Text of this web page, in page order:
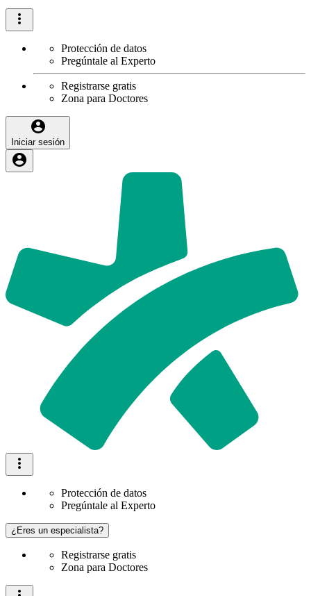
Protección de datos
Pregúntale al Experto
Registrarse gratis
Zona para Doctores
Iniciar sesión
Protección de datos
Pregúntale al Experto
¿Eres un especialista?
Registrarse gratis
Zona para Doctores